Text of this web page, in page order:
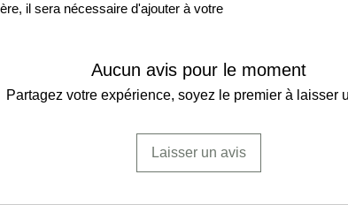
il sera nécessaire d'ajouter à votre
Aucun avis pour le moment
Partagez votre expérience, soyez le premier à laisser
Laisser un avis